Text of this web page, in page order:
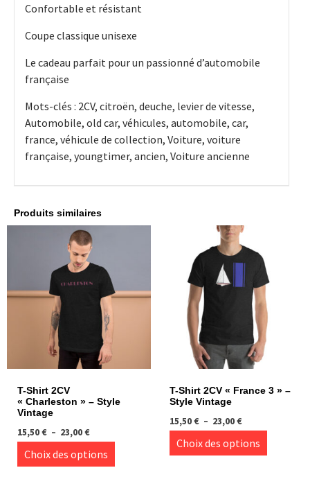
Confortable et résistant
Coupe classique unisexe
Le cadeau parfait pour un passionné d’automobile
française
Mots-clés : 2CV, citroën, deuche, levier de vitesse,
Automobile, old car, véhicules, automobile, car,
france, véhicule de collection, Voiture, voiture
française, youngtimer, ancien, Voiture ancienne
Produits similaires
T-Shirt 2CV
« Charleston » – Style
Vintage
15,50€ – 23,00€Plage
de
prix :
15,50 €
Choix des options
T-Shirt 2CV « France 3 » –
Style Vintage
15,50€ – 23,00€Plage
de
prix :
15,50 €
Choix des options